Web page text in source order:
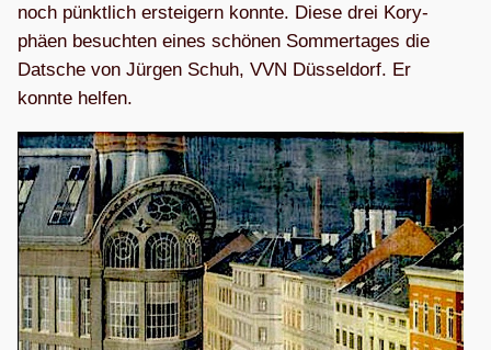
noch pünkt­lich erstei­gern konnte. Diese drei Kory­
phäen besuch­ten eines schö­nen Som­mer­ta­ges die
Dat­sche von Jür­gen Schuh, VVN Düs­sel­dorf. Er
konnte helfen.